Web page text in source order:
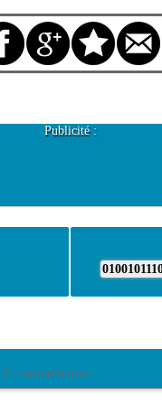
Publicité :
4 commentaires